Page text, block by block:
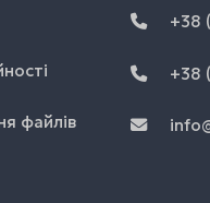
файлів
+38
+38